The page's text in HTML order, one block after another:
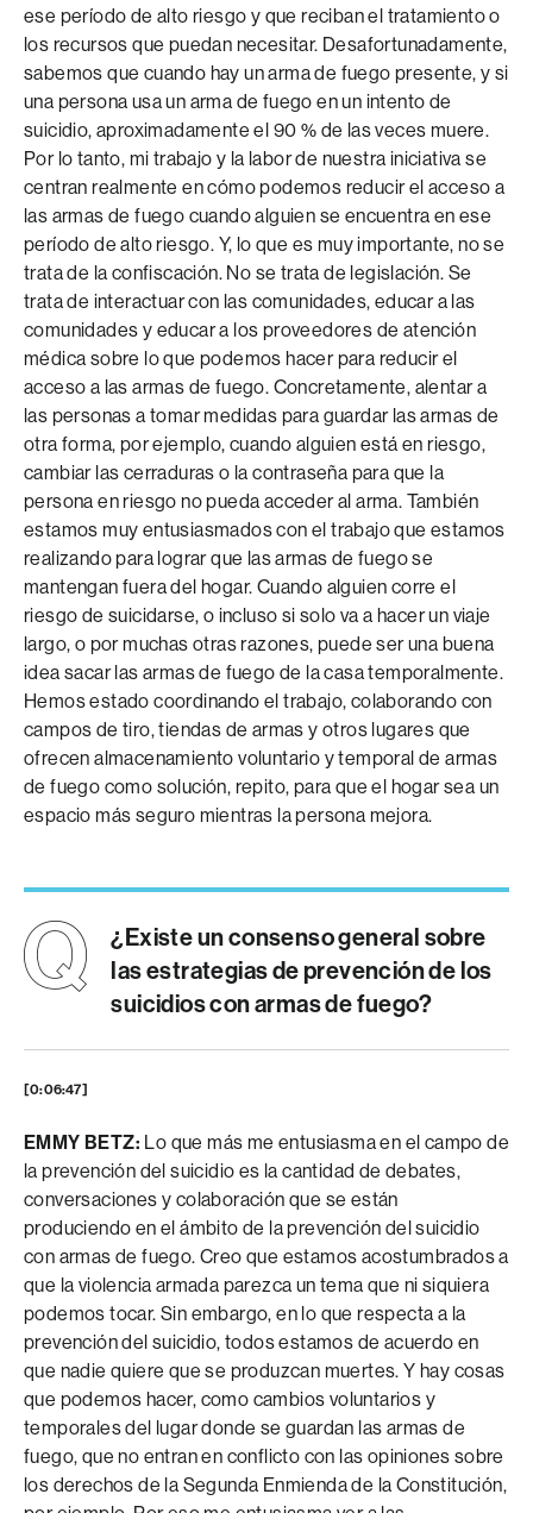
ese período de alto riesgo y que reciban el tratamiento o
los recursos que puedan necesitar. Desafortunadamente,
sabemos que cuando hay un arma de fuego presente, y si
una persona usa un arma de fuego en un intento de
suicidio, aproximadamente el 90 % de las veces muere.
Por lo tanto, mi trabajo y la labor de nuestra iniciativa se
centran realmente en cómo podemos reducir el acceso a
las armas de fuego cuando alguien se encuentra en ese
período de alto riesgo. Y, lo que es muy importante, no se
trata de la confiscación. No se trata de legislación. Se
trata de interactuar con las comunidades, educar a las
comunidades y educar a los proveedores de atención
médica sobre lo que podemos hacer para reducir el
acceso a las armas de fuego. Concretamente, alentar a
las personas a tomar medidas para guardar las armas de
otra forma, por ejemplo, cuando alguien está en riesgo,
cambiar las cerraduras o la contraseña para que la
persona en riesgo no pueda acceder al arma. También
estamos muy entusiasmados con el trabajo que estamos
realizando para lograr que las armas de fuego se
mantengan fuera del hogar. Cuando alguien corre el
riesgo de suicidarse, o incluso si solo va a hacer un viaje
largo, o por muchas otras razones, puede ser una buena
idea sacar las armas de fuego de la casa temporalmente.
Hemos estado coordinando el trabajo, colaborando con
campos de tiro, tiendas de armas y otros lugares que
ofrecen almacenamiento voluntario y temporal de armas
de fuego como solución, repito, para que el hogar sea un
espacio más seguro mientras la persona mejora.
¿Existe un consenso general sobre
las estrategias de prevención de los
suicidios con armas de fuego?
[0:06:47]
EMMY BETZ: Lo que más me entusiasma en el campo de
la prevención del suicidio es la cantidad de debates,
conversaciones y colaboración que se están
produciendo en el ámbito de la prevención del suicidio
con armas de fuego. Creo que estamos acostumbrados a
que la violencia armada parezca un tema que ni siquiera
podemos tocar. Sin embargo, en lo que respecta a la
prevención del suicidio, todos estamos de acuerdo en
que nadie quiere que se produzcan muertes. Y hay cosas
que podemos hacer, como cambios voluntarios y
temporales del lugar donde se guardan las armas de
fuego, que no entran en conflicto con las opiniones sobre
los derechos de la Segunda Enmienda de la Constitución,